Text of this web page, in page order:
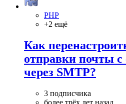
PHP
+2 ещё
Как
отправки почты с
через SMTP?
3 подписчика
более трёх лет назад